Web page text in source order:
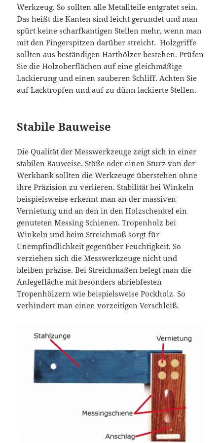
Werkzeug. So sollten alle Metallteile entgratet sein.
Das heißt die Kanten sind leicht gerundet und man
spürt keine scharfkantigen Stellen mehr, wenn man
mit den Fingerspitzen darüber streicht. Holzgriffe
sollten aus beständigen Harthölzer bestehen. Prüfen
Sie die Holzoberflächen auf eine gleichmäßige
Lackierung und einen sauberen Schliff. Achten Sie
auf Lacktropfen und auf zu dünn lackierte Stellen.
Stabile Bauweise
Die Qualität der Messwerkzeuge zeigt sich in einer
stabilen Bauweise. Stöße oder einen Sturz von der
Werkbank sollten die Werkzeuge überstehen ohne
ihre Präzision zu verlieren. Stabilität bei Winkeln
beispielsweise erkennt man an der massiven
Vernietung und an den in den Holzschenkel ein
genuteten Messing Schienen. Tropenholz bei
Winkeln und beim Streichmaß sorgt für
Unempfindlichkeit gegenüber Feuchtigkeit. So
verziehen sich die Messwerkzeuge nicht und
bleiben präzise. Bei Streichmaßen belegt man die
Anlegefläche mit besonders abriebfesten
Tropenhölzern wie beispielsweise Pockholz. So
verhindert man einen vorzeitigen Verschleiß.